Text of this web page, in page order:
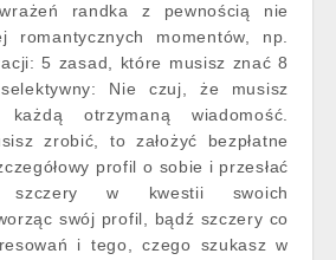
randka z pewnością nie
romantycznych momentów, np.
5 zasad, które musisz znać 8
Nie czuj, że musisz
otrzymaną wiadomość.
zrobić, to założyć bezpłatne
profil o sobie i przesłać
szczery w kwestii swoich
swój profil, bądź szczery co
i tego, czego szukasz w